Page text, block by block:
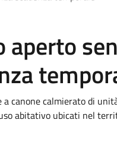
aperto
a canone calmierato di
abitativo ubicati nel